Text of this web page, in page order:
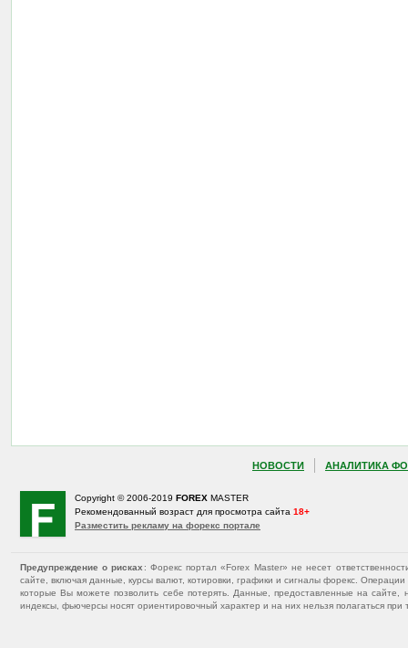
НОВОСТИ АНАЛИТИКА
Copyright © 2006-2019 FOREX MASTER
Рекомендованный возраст для просмотра сайта 18+
Разместить рекламу на форекс портале
Предупреждение о рисках : Форекс портал «Forex Master» не несет
сайте, включая данные, курсы валют, котировки, графики и сигналы форекс.
которые Вы можете позволить себе потерять. Данные, предоставленные на
индексы, фьючерсы носят ориентировочный характер и на них нельзя полагаться при